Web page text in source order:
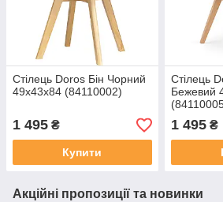
Стілець Doros Бін Чорний
49х43х84 (84110002)
1 495 ₴
Купити
Стілець
Бежевий
1 495₴
Акційні пропозиції та новинки